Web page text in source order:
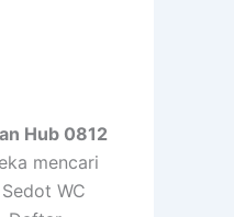
Hub 0812
mencari
WC